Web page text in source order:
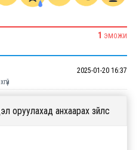
1 ЭМОЖИ
2025-01-20 16:37
оруулахад анхаарах зүйлс